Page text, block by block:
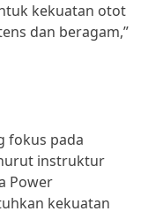
kekuatan otot
dan beragam,”
fokus pada
instruktur
Power
kekuatan